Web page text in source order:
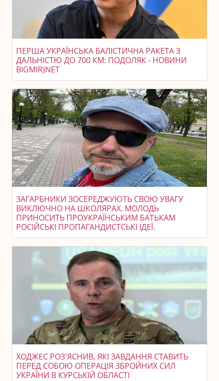
ПЕРША УКРАЇНСЬКА БАЛІСТИЧНА РАКЕТА З
ДАЛЬНІСТЮ ДО 700 КМ: ПОДОЛЯК - НОВИНИ
BIGMIR)NET
ЗАГАРБНИКИ ЗОСЕРЕДЖУЮТЬ СВОЮ УВАГУ
ВИКЛЮЧНО НА ШКОЛЯРАХ. МОЛОДЬ
ПРИНОСИТЬ ПРОУКРАЇНСЬКИМ БАТЬКАМ
РОСІЙСЬКІ ПРОПАГАНДИСТСЬКІ ІДЕЇ.
ХОДЖЕС РОЗ'ЯСНИВ, ЯКІ ЗАВДАННЯ СТАВИТЬ
ПЕРЕД СОБОЮ ОПЕРАЦІЯ ЗБРОЙНИХ СИЛ
УКРАЇНИ В КУРСЬКІЙ ОБЛАСТІ